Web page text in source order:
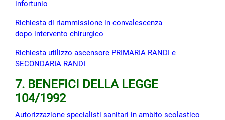
infortunio
Richiesta di riammissione in convalescenza
dopo intervento chirurgico
Richiesta utilizzo ascensore PRIMARIA RANDI e
SECONDARIA RANDI
7. BENEFICI DELLA LEGGE
104/1992
Autorizzazione specialisti sanitari in ambito scolastico